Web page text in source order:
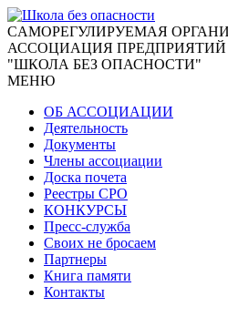
CАМОРЕГУЛИРУЕМАЯ
АССОЦИАЦИЯ
"ШКОЛА БЕЗ ОПАСНОСТИ"
МЕНЮ
ОБ АССОЦИАЦИИ
Деятельность
Документы
Члены ассоциации
Доска почета
Реестры СРО
КОНКУРСЫ
Пресс-служба
Своих не бросаем
Партнеры
Книга памяти
Контакты